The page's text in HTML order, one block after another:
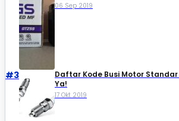
06 Sep 2019
#3
Daftar Kode Busi Motor
Ya!
17 Okt 2019